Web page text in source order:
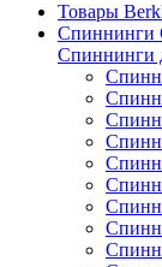
Товары
Спиннинги
Спиннинги